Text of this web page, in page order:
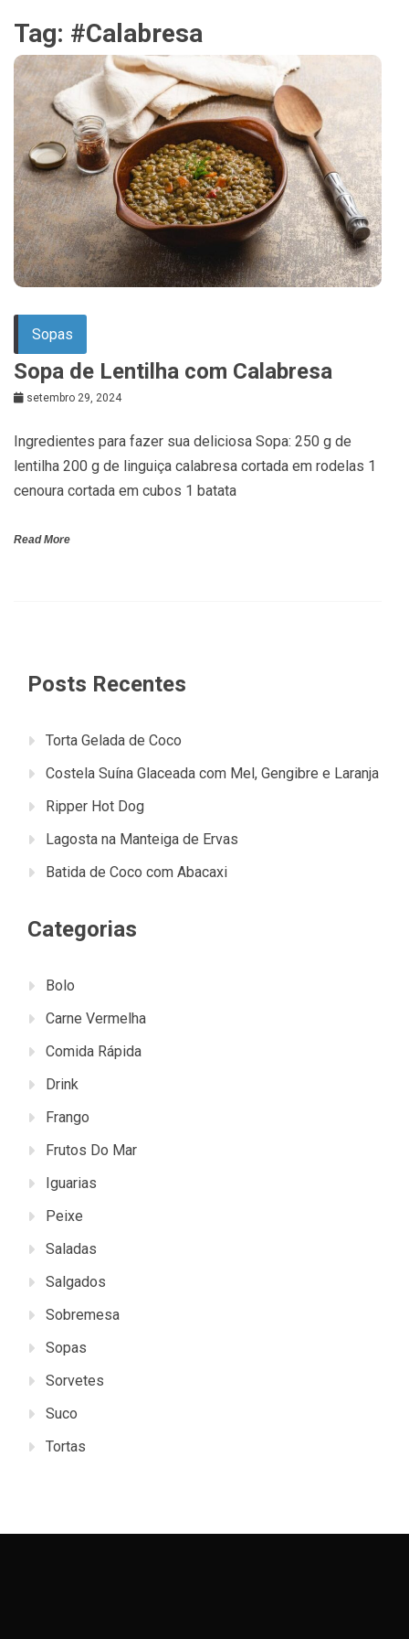
Tag: #Calabresa
Sopas
Sopa de Lentilha com Calabresa
setembro 29, 2024
Ingredientes para fazer sua deliciosa Sopa: 250 g de
lentilha 200 g de linguiça calabresa cortada em rodelas 1
cenoura cortada em cubos 1 batata
Read More
Posts Recentes
Torta Gelada de Coco
Costela Suína Glaceada com Mel, Gengibre e Laranja
Ripper Hot Dog
Lagosta na Manteiga de Ervas
Batida de Coco com Abacaxi
Categorias
Bolo
Carne Vermelha
Comida Rápida
Drink
Frango
Frutos Do Mar
Iguarias
Peixe
Saladas
Salgados
Sobremesa
Sopas
Sorvetes
Suco
Tortas